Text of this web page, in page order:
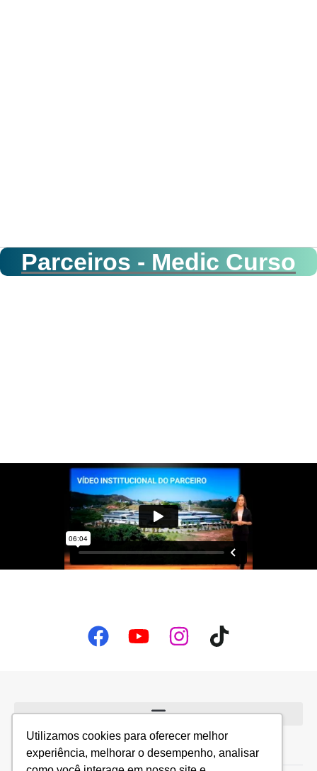
Utilizamos cookies para oferecer melhor
experiência, melhorar o desempenho, analisar
Parceiros - Medic Curso
Quem Somos